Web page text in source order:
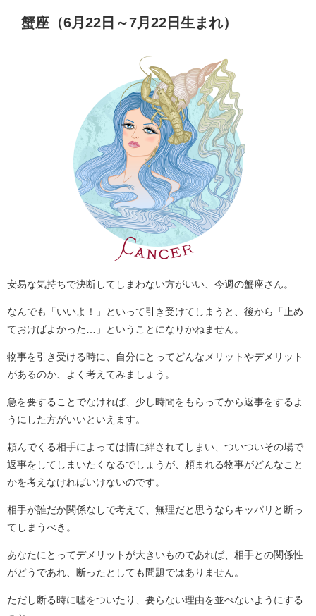
蟹座（6月22日～7月22日生まれ）
安易な気持ちで決断してしまわない方がいい、今週の蟹座さん。
なんでも「いいよ！」といって引き受けてしまうと、後から「止め
ておけばよかった…」ということになりかねません。
物事を引き受ける時に、自分にとってどんなメリットやデメリット
があるのか、よく考えてみましょう。
急を要することでなければ、少し時間をもらってから返事をするよ
うにした方がいいといえます。
頼んでくる相手によっては情に絆されてしまい、ついついその場で
返事をしてしまいたくなるでしょうが、頼まれる物事がどんなこと
かを考えなければいけないのです。
相手が誰だか関係なしで考えて、無理だと思うならキッパリと断っ
てしまうべき。
あなたにとってデメリットが大きいものであれば、相手との関係性
がどうであれ、断ったとしても問題ではありません。
ただし断る時に嘘をついたり、要らない理由を並べないようにする